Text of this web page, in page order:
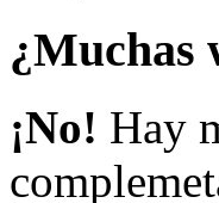
¿Muchas
¡No! Hay